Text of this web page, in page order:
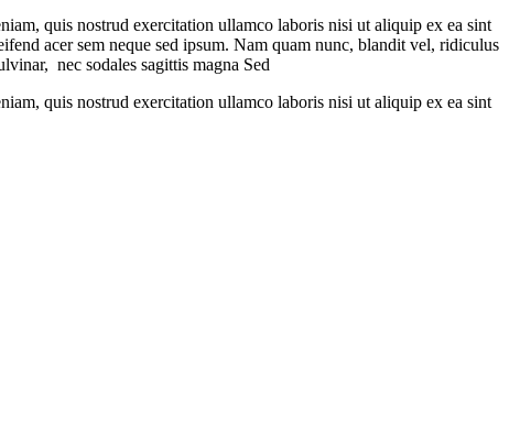
quis nostrud exercitation ullamco laboris nisi ut aliquip ex ea sint
acer sem neque sed ipsum. Nam quam nunc, blandit vel, ridiculus
nec sodales sagittis magna Sed
quis nostrud exercitation ullamco laboris nisi ut aliquip ex ea sint